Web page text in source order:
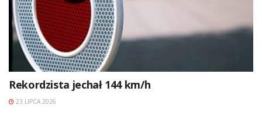
Rekordzista jechał 144 km/h
23 LIPCA 2026